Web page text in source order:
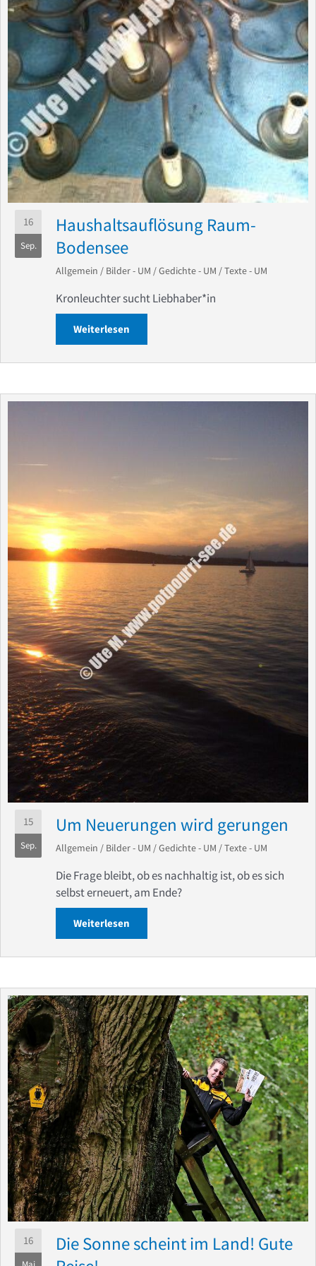
16
Sep.
Haushaltsauflösung Raum-
Bodensee
Allgemein / Bilder - UM /Gedichte - UM /Texte - UM
Kronleuchter sucht Liebhaber*in
Weiterlesen
15
Sep.
Um Neuerungen wird gerungen
Allgemein / Bilder - UM /Gedichte - UM /Texte - UM
Die Frage bleibt, ob es nachhaltig ist, ob es sich
selbst erneuert, am Ende?
Weiterlesen
16
Die Sonne scheint im Land! Gute